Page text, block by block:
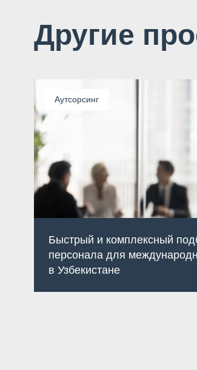
Другие
Аутсорсинг
Быстрый и комплексный
персонала для
в Узбекистане